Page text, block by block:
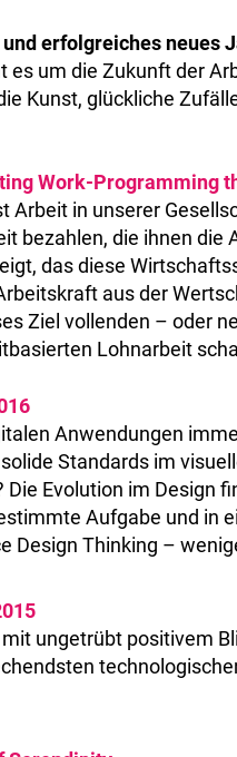
erfolgreiches neues
es um die Zukunft der
Kunst, glückliche
Work-Programming
Arbeit in unserer
bezahlen, die ihnen die
das diese
aus der
Ziel vollenden – oder
Lohnarbeit
Anwendungen
Standards im
Die Evolution im Design
Aufgabe und in
Design Thinking –
ungetrübt positivem